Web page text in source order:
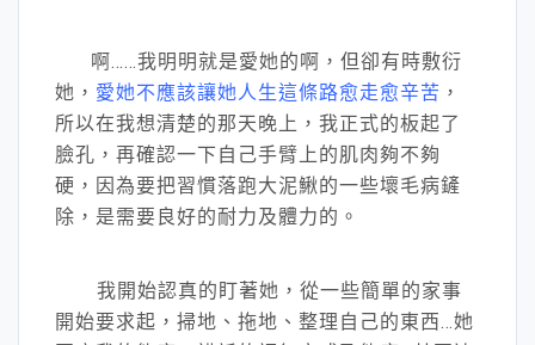
啊……我明明就是愛她的啊，但卻有時敷衍
她， 愛她不應該讓她人生這條路愈走愈辛苦 ，
所以在我想清楚的那天晚上，我正式的板起了
臉孔，再確認一下自己手臂上的肌肉夠不夠
硬，因為要把習慣落跑大泥鰍的一些壞毛病鏟
除，是需要良好的耐力及體力的。
我開始認真的盯著她，從一些簡單的家事
開始要求起，掃地、拖地、整理自己的東西…她